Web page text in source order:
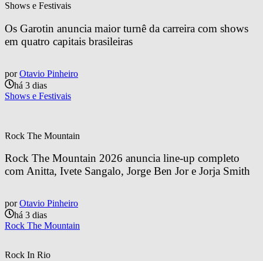
Shows e Festivais
Os Garotin anuncia maior turnê da carreira com shows
em quatro capitais brasileiras
por Otavio Pinheiro
há 3 dias
Shows e Festivais
Rock The Mountain
Rock The Mountain 2026 anuncia line-up completo
com Anitta, Ivete Sangalo, Jorge Ben Jor e Jorja Smith
por Otavio Pinheiro
há 3 dias
Rock The Mountain
Rock In Rio